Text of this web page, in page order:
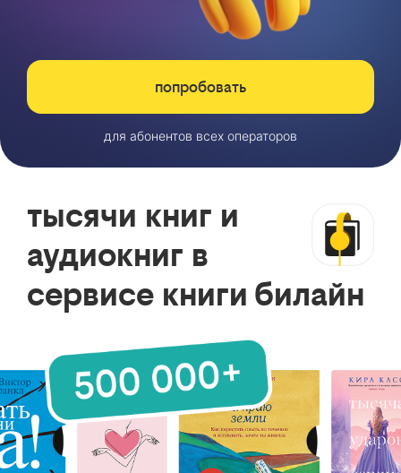
попробовать
для абонентов всех операторов
тысячи книг и
аудиокниг в
сервисе книги билайн